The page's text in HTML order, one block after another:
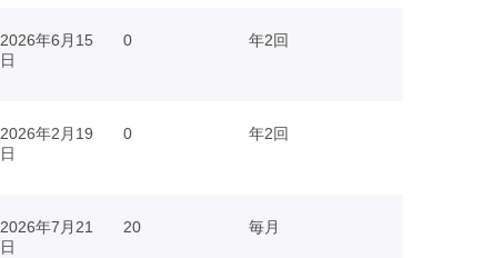
2026年6月15
日
0 年2回
2026年2月19
日
0 年2回
2026年7月21
日
20 毎月